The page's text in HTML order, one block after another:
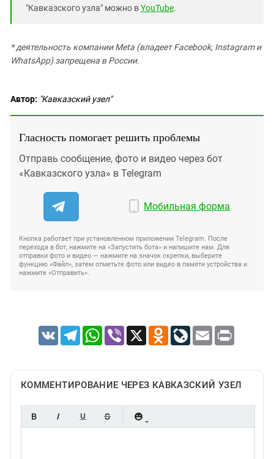
"Кавказского узла" можно вYouTube.
* деятельность компании Meta (владеет Facebook, Instagram и
WhatsApp) запрещена в России.
Автор: "Кавказский узел"
Гласность помогает решить проблемы
Отправь сообщение, фото и видео через бот
«Кавказского узла» в Telegram
Мобильная форма
Кнопка работает при установленном приложении Telegram. После
перехода в бот, нажмите на «Запустить бота» и напишите нам. Для
отправки фото и видео — нажмите на значок скрепки, выберите
функцию «Файл», затем отметьте фото или видео в памяти устройства и
нажмите «Отправить».
VK TelegramWhatsApp
Viber X Odnoklassniki
LiveJournal
Email Print
КОММЕНТИРОВАНИЕ ЧЕРЕЗ КАВКАЗСКИЙ УЗЕЛ